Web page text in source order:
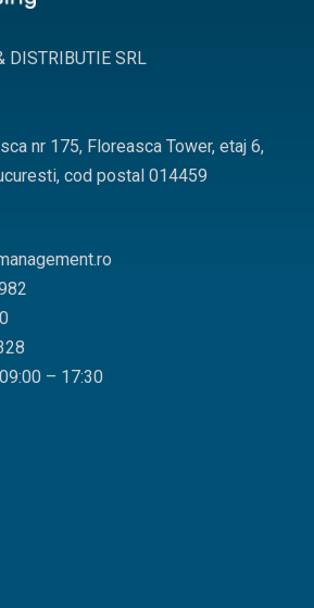
DISTRIBUTIE SRL
nr 175, Floreasca Tower, etaj 6,
cod postal 014459
– 17:30